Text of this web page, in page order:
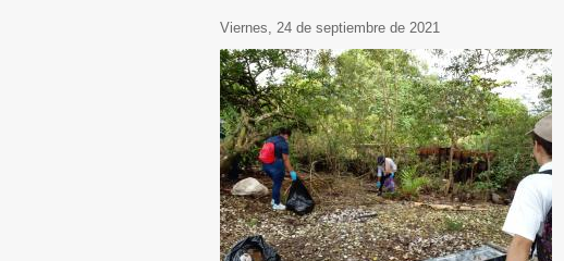
viernes, 24 de septiembre de 2021